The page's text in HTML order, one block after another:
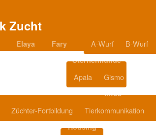
Elaya Fary A-Wurf B-Wurf
Sternenhunde
Apala Gismo
Infos
Züchter-Fortbildung Tierkommunikation
Housing